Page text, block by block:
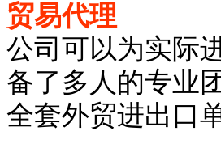
贸易代理
公司可以为实际
备了多人的专业
全套外贸进出口